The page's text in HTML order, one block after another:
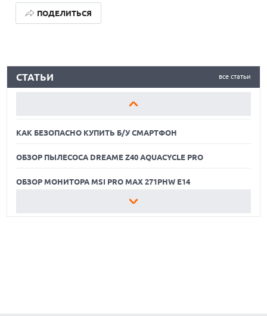
ПОДЕЛИТЬСЯ
все статьи
СТАТЬИ
ОБЗОР МОНИТОРА MSI PRO MAX 271PHW E14
КАК БЕЗОПАСНО КУПИТЬ Б/У СМАРТФОН
ОБЗОР ПЫЛЕСОСА DREAME Z40 AQUACYCLE PRO
ОБЗОР МОНИТОРА MSI PRO MAX 271PHW E14
КАК БЕЗОПАСНО КУПИТЬ Б/У СМАРТФОН